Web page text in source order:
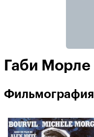
Габи Морле
Фильмография